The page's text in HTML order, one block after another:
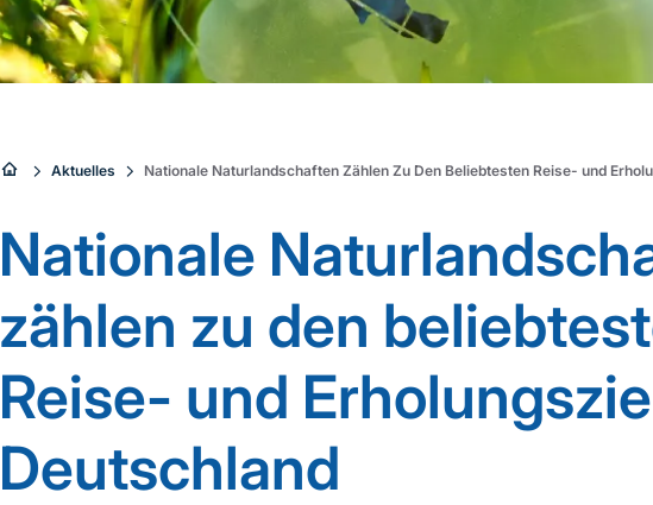
Sie
sind
hier:
Aktuelles Nationale Naturlandschaften Zählen Zu Den Beliebtesten Reise- und
Nationale
zählen zu den
Reise- und
Deutschland